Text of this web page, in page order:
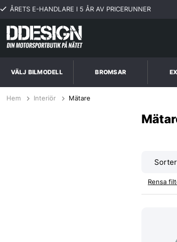
ÅRETS E-HANDLARE I 5 ÅR AV PRICERUNNER
VÄLJ BILMODELL BROMSAR
Hem Interiör Mätare
Rensa